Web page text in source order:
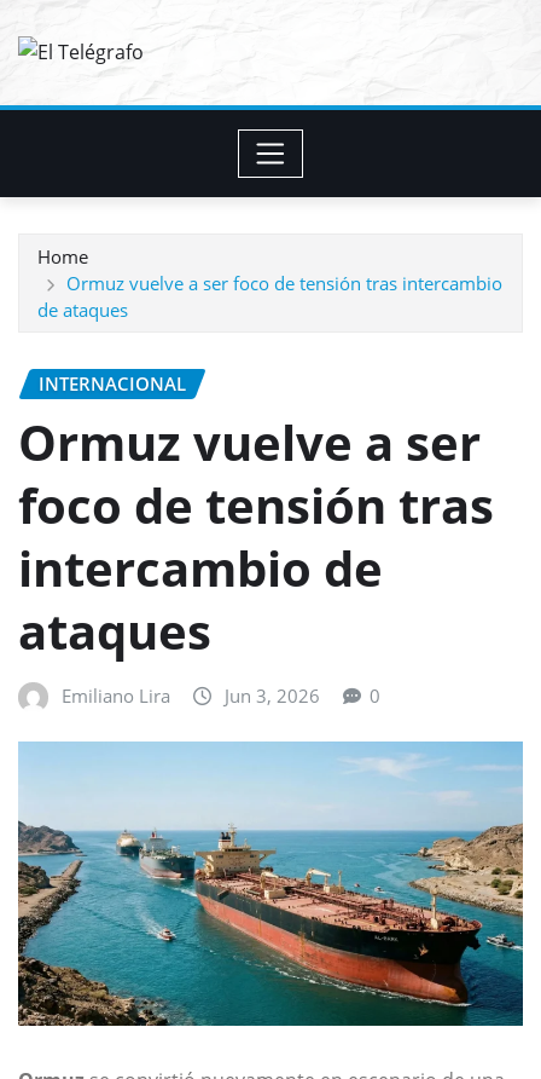
Home
Ormuz vuelve a ser foco de tensión tras intercambio
de ataques
INTERNACIONAL
Ormuz vuelve a ser
foco de tensión tras
intercambio de
ataques
Emiliano Lira Jun 3, 2026 0